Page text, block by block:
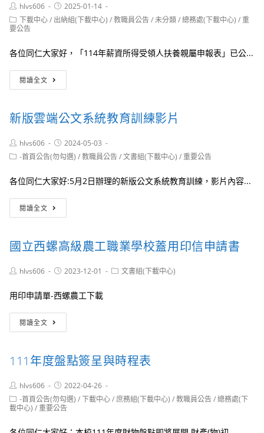
受
領
養
申
表
並
115
年
月
日
出
組，
謝！
Post
author:
hlvs606
Post
published:
2025-01-14
Post
category:
下載中心/ 出納組(下載中心) /教職員公告/未分類/總務處(下載中心) /重
要公告
各位同仁大家好，「114年薪資所得受領人扶養親屬申報表」已公...
閱讀全文
年
所
受
領
扶
養
親
申
表」
已
放
置
下
載
心
同
仁
下
載，
敬
新版雲端公文系統教育訓練影片
Post
author:
hlvs606
Post
published:
2024-05-03
Post-首頁公告(勿勾選) /教職員公告/文書組(下載中心) /重要公告
各位同仁大家好:5月2日辦理的新版公文系統教育訓練，影片內容...
閱讀全文
版
公
系
教
訓
國立西螺高級農工職業學校蓋用印信申請書
Posthlvs606
Post2023-12-01
Post文書組(下載中心)
用印申請單-西螺農工下載
閱讀全文
立
高
農
工
職
學
111年度盤點簽呈與時程表
Post
author:
hlvs606
Post
published:
2022-04-26
Post
category:
-首頁公告(勿勾選) /下載中心/庶務組(下載中心) /教職員公告/總務處(下
載中心) /重要公告